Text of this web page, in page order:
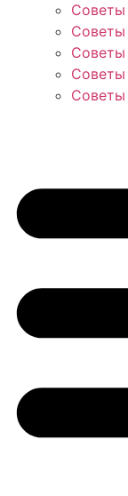
Советы
Советы
Советы
Советы
Советы